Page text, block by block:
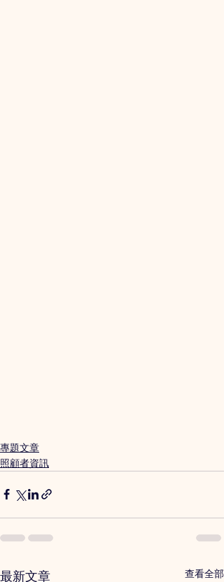
專題文章
照顧者資訊
最新文章 查看全部